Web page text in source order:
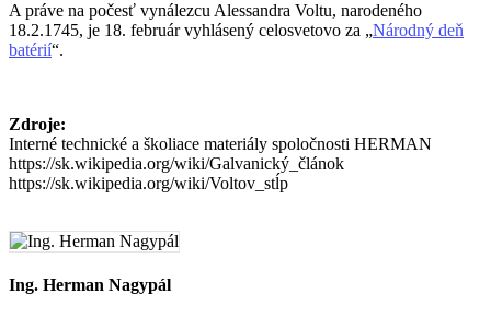
A práve na počesť vynálezcu Alessandra Voltu, narodeného
18.2.1745, je 18. február vyhlásený celosvetovo za „Národný deň
batérií“.
Zdroje:
Interné technické a školiace materiály spoločnosti HERMAN
https://sk.wikipedia.org/wiki/Galvanický_článok
https://sk.wikipedia.org/wiki/Voltov_stĺp
Ing. Herman Nagypál